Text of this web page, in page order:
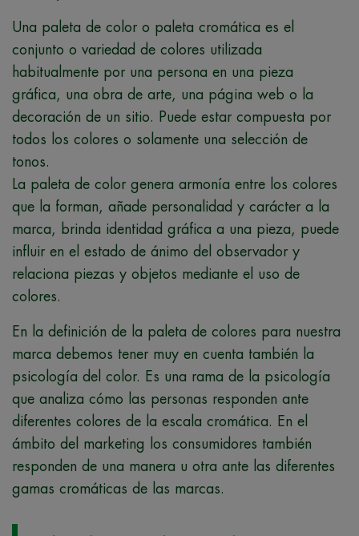
Una paleta de color o paleta cromática es el
conjunto o variedad de colores utilizada
habitualmente por una persona en una pieza
gráfica, una obra de arte, una página web o la
decoración de un sitio. Puede estar compuesta por
todos los colores o solamente una selección de
tonos.
La paleta de color genera armonía entre los colores
que la forman, añade personalidad y carácter a la
marca, brinda identidad gráfica a una pieza, puede
influir en el estado de ánimo del observador y
relaciona piezas y objetos mediante el uso de
colores.
En la definición de la paleta de colores para nuestra
marca debemos tener muy en cuenta también la
psicología del color. Es una rama de la psicología
que analiza cómo las personas responden ante
diferentes colores de la escala cromática. En el
ámbito del marketing los consumidores también
responden de una manera u otra ante las diferentes
gamas cromáticas de las marcas.